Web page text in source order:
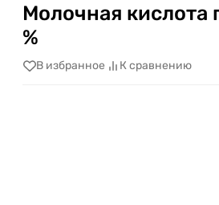
Молочная кислота
%
В избранное К сравнению